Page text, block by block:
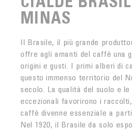
MINAS
Il Brasile, il più grande
offre agli amanti del caffè una
origini e gusti. I primi alberi di
questo immenso territorio del
secolo. La qualità del suolo e
eccezionali favorirono i
caffè divenne essenziale a
Nel 1920, il Brasile da solo